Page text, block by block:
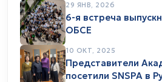
29 ЯНВ, 2026
6-я встреча
ОБСЕ
10 ОКТ, 2025
Представители
посетили SNSPA в